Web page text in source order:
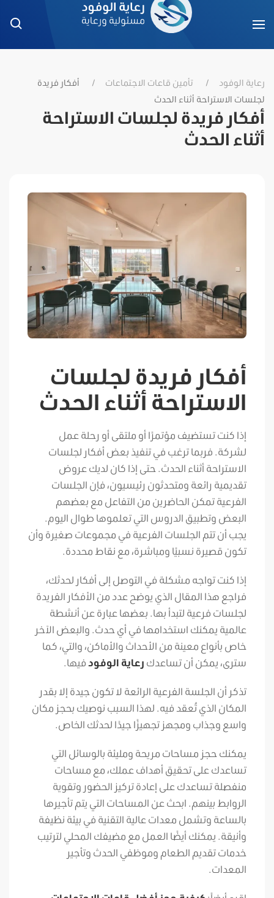
رعاية الوفود تأمين قاعات الاجتماعات
أفكار فريدة
لجلسات الاستراحة أثناء الحدث
أفكار فريدة لجلسات الاستراحة
أثناء الحدث
أفكار فريدة لجلسات
الاستراحة أثناء الحدث
إذا كنت تستضيف مؤتمرًا أو ملتقى أو رحلة عمل
لشركة. فربما ترغب في تنفيذ بعض أفكار لجلسات
الاستراحة أثناء الحدث. حتى إذا كان لديك عروض
تقديمية رائعة ومتحدثون رئيسيون، فإن الجلسات
الفرعية تمكن الحاضرين من التفاعل مع بعضهم
البعض وتطبيق الدروس التي تعلموها طوال اليوم.
يجب أن تتم الجلسات الفرعية في مجموعات صغيرة وأن
تكون قصيرة نسبيًا ومباشرة، مع نقاط محددة.
إذا كنت تواجه مشكلة في التوصل إلى أفكار لحدثك،
فراجع هذا المقال الذي يوضح عدد من الأفكار الفريدة
لجلسات فرعية لتبدأ بها. بعضها عبارة عن أنشطة
عالمية يمكنك استخدامها في أي حدث. والبعض الآخر
خاص بأنواع معينة من الأحداث والأماكن، والتي، كما
سترى، يمكن أن تساعدك رعاية الوفودفيها.
تذكر أن الجلسة الفرعية الرائعة لا تكون جيدة إلا بقدر
المكان الذي تُعقد فيه. لهذا السبب نوصيك بحجز مكان
واسع وجذاب ومجهز تجهيزًا جيدًا لحدثك الخاص.
يمكنك حجز مساحات مريحة ومليئة بالوسائل التي
تساعدك على تحقيق أهداف عملك، مع مساحات
منفصلة تساعدك على إعادة تركيز الحضور وتقوية
الروابط بينهم. ابحث عن المساحات التي يتم تأجيرها
بالساعة وتشمل معدات عالية التقنية في بيئة نظيفة
وأنيقة. يمكنك أيضًا العمل مع مضيفك المحلي لترتيب
خدمات تقديم الطعام وموظفي الحدث وتأجير
المعدات.